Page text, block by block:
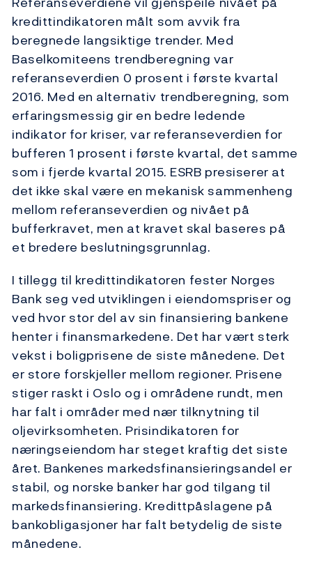
kredittindikatoren målt som avvik fra
beregnede langsiktige trender. Med
Baselkomiteens trendberegning var
referanseverdien 0 prosent i første kvartal
2016. Med en alternativ trendberegning, som
erfaringsmessig gir en bedre ledende
indikator for kriser, var referanseverdien for
bufferen 1 prosent i første kvartal, det samme
som i fjerde kvartal 2015. ESRB presiserer at
det ikke skal være en mekanisk sammenheng
mellom referanseverdien og nivået på
bufferkravet, men at kravet skal baseres på
et bredere beslutningsgrunnlag.
I tillegg til kredittindikatoren fester Norges
Bank seg ved utviklingen i eiendomspriser og
ved hvor stor del av sin finansiering bankene
henter i finansmarkedene. Det har vært sterk
vekst i boligprisene de siste månedene. Det
er store forskjeller mellom regioner. Prisene
stiger raskt i Oslo og i områdene rundt, men
har falt i områder med nær tilknytning til
oljevirksomheten. Prisindikatoren for
næringseiendom har steget kraftig det siste
året. Bankenes markedsfinansieringsandel er
stabil, og norske banker har god tilgang til
markedsfinansiering. Kredittpåslagene på
bankobligasjoner har falt betydelig de siste
månedene.